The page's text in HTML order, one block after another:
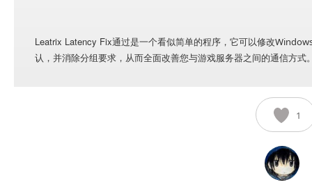
Leatrix Latency Fix通过是一个看似简单的程序，它可以修改
认，并消除分组要求，从而全面改善您与游戏服务器之间的通信方式
1